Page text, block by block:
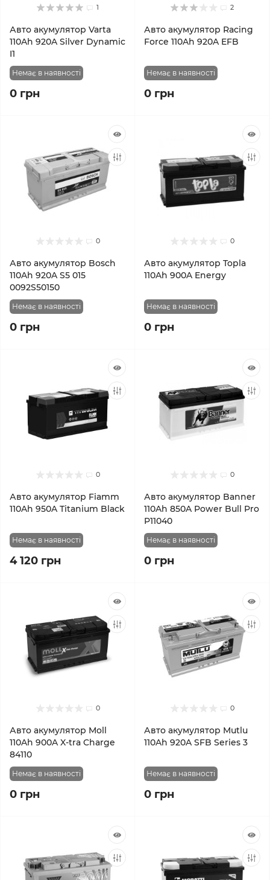
1
Авто акумулятор Varta
110Ah 920A Silver Dynamic
I1
Немає в наявності
0 грн
2
Авто акумулятор Racing
Force 110Ah 920A EFB
Немає в наявності
0 грн
0
Авто акумулятор Bosch
110Ah 920A S5 015
0092S50150
Немає в наявності
0 грн
0
Авто акумулятор Topla
110Ah 900A Energy
Немає в наявності
0 грн
0
Авто акумулятор Fiamm
110Ah 950A Titanium Black
Немає в наявності
4 120 грн
0
Авто акумулятор Banner
110Ah 850A Power Bull Pro
P11040
Немає в наявності
0 грн
0
Авто акумулятор Moll
110Ah 900A X-tra Charge
84110
Немає в наявності
0 грн
0
Авто акумулятор Mutlu
110Ah 920A SFB Series 3
Немає в наявності
0 грн